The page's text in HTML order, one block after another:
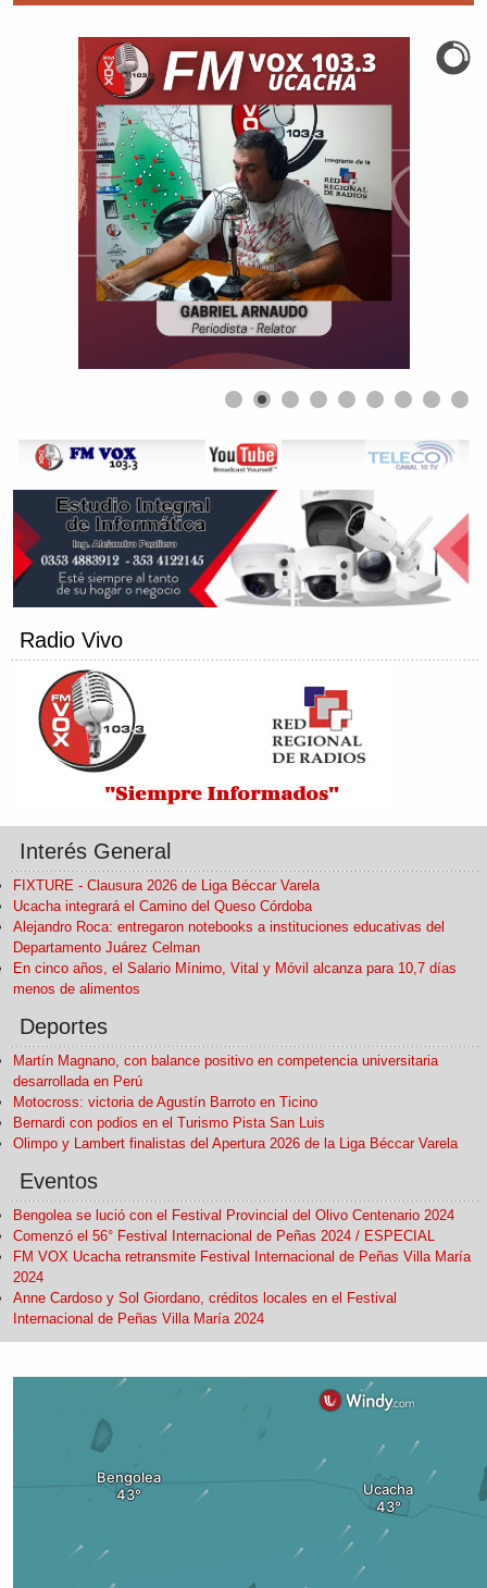
Radio Vivo
Interés General
FIXTURE - Clausura 2026 de Liga Béccar Varela
Ucacha integrará el Camino del Queso Córdoba
Alejandro Roca: entregaron notebooks a instituciones educativas del
Departamento Juárez Celman
En cinco años, el Salario Mínimo, Vital y Móvil alcanza para 10,7 días
menos de alimentos
Deportes
Martín Magnano, con balance positivo en competencia universitaria
desarrollada en Perú
Motocross: victoria de Agustín Barroto en Ticino
Bernardi con podios en el Turismo Pista San Luis
Olimpo y Lambert finalistas del Apertura 2026 de la Liga Béccar Varela
Eventos
Bengolea se lució con el Festival Provincial del Olivo Centenario 2024
Comenzó el 56° Festival Internacional de Peñas 2024 / ESPECIAL
FM VOX Ucacha retransmite Festival Internacional de Peñas Villa María
2024
Anne Cardoso y Sol Giordano, créditos locales en el Festival
Internacional de Peñas Villa María 2024